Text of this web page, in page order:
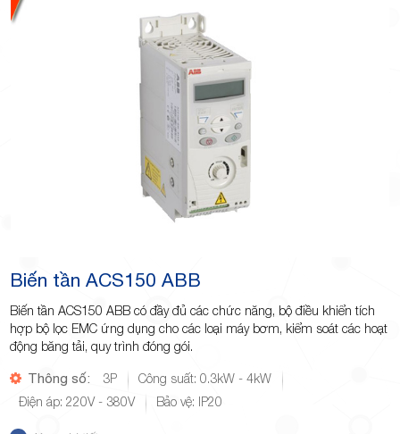
Biến tần ACS150 ABB
Biến tần ACS150 ABB có đầy đủ các chức năng, bộ điều khiển tích
hợp bộ lọc EMC ứng dụng cho các loại máy bơm, kiểm soát các hoạt
động băng tải, quy trình đóng gói.
Thông số: 3P
Công suất: 0.3kW - 4kW
Điện áp: 220V - 380V
Bảo vệ: IP20